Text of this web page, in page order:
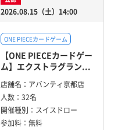
2026.08.15（土）14:00
ONE PIECEカードゲーム
【ONE PIECEカードゲー
ム】エクストラグラン...
店舗名： アバンティ京都店
人数： 32名
開催種別： スイスドロー
参加料： 無料